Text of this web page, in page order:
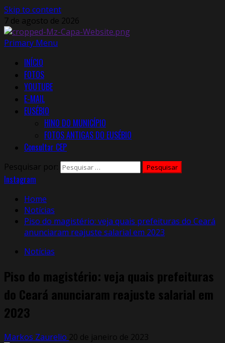
Skip to content
7 de agosto de 2026
Primary Menu
INÍCIO
FOTOS
YOUTUBE
E-MAIL
EUSÉBIO
HINO DO MUNICÍPIO
FOTOS ANTIGAS DO EUSÉBIO
Consultar CEP
Pesquisar por:
Instagram
Home
Notícias
Piso do magistério: veja quais prefeituras do Ceará
anunciaram reajuste salarial em 2023
Notícias
Piso do magistério: veja quais prefeituras
do Ceará anunciaram reajuste salarial em
2023
Markos Zaurelio 20 de janeiro de 2023